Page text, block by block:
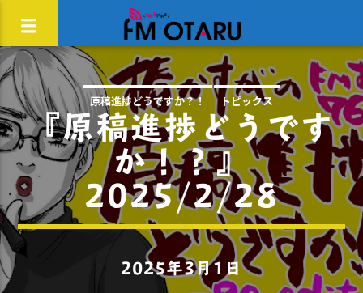
原稿進捗どうですか？！ トピックス
『原稿進捗どうです
か！？』
2025/2/28
2025年3月1日